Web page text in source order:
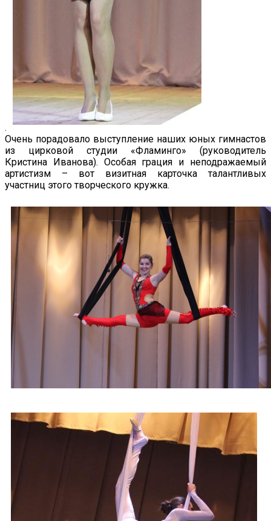
.
Очень порадовало выступление наших юных гимнастов
из цирковой студии «Фламинго» (руководитель
Кристина Иванова). Особая грация и неподражаемый
артистизм – вот визитная карточка талантливых
участниц этого творческого кружка.